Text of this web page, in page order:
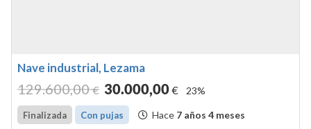
Nave industrial, Lezama
129.600,00 € 30.000,00€ 23%
Finalizada Con pujas Hace 7 años 4 meses